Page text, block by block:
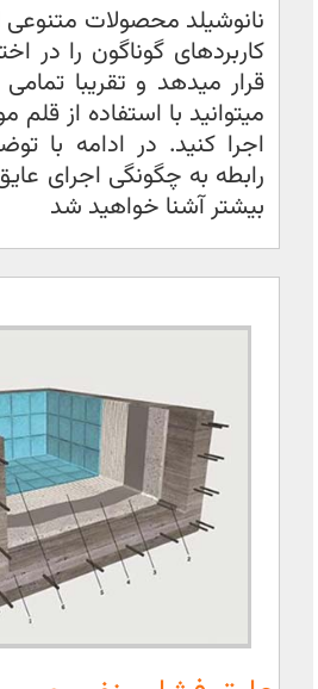
نانوشیلد محصولات متنوعی
کاربردهای گوناگون را در
قرار میدهد و تقریبا
میتوانید با استفاده از
اجرا کنید. در ادامه با
رابطه به چگونگی اجرای
بیشتر آشنا خواهید شد